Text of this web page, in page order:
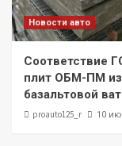
Новости авто
Соответствие
плит ОБМ-ПМ из
базальтовой
proauto125_r 10